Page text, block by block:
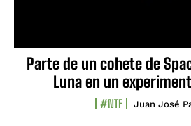
Parte de un cohete de
Luna en un
#NTF Juan José